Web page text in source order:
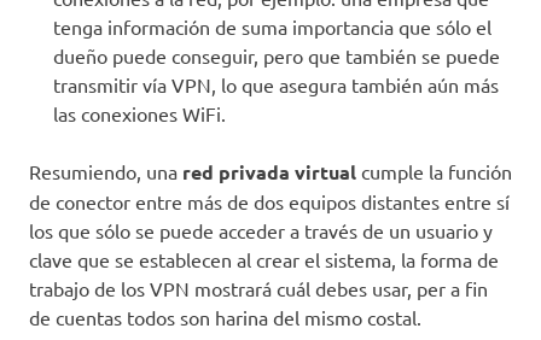
tenga información de suma importancia que sólo el
dueño puede conseguir, pero que también se puede
transmitir vía VPN, lo que asegura también aún más
las conexiones WiFi.
Resumiendo, una red privada virtual cumple la función
de conector entre más de dos equipos distantes entre sí
los que sólo se puede acceder a través de un usuario y
clave que se establecen al crear el sistema, la forma de
trabajo de los VPN mostrará cuál debes usar, per a fin
de cuentas todos son harina del mismo costal.